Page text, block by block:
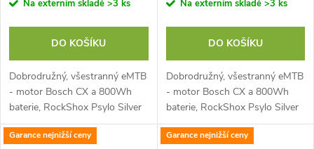
o
d
u
k
r
d
u
Na externím skladě >3 ks
DO KOŠÍKU
Dobrodružný, všestranný eMTB
- motor Bosch CX a 800Wh
baterie, RockShox Psylo Silver
RC, Shimano CUES U6000
Na externím skladě >3 ks
DO KOŠÍKU
Dobrodružný, všestranný eMTB
- motor Bosch CX a 800Wh
baterie, RockShox Psylo Silver
RC, Shimano CUES U6000
Garance nejnižší ceny Garance nejnižší ceny